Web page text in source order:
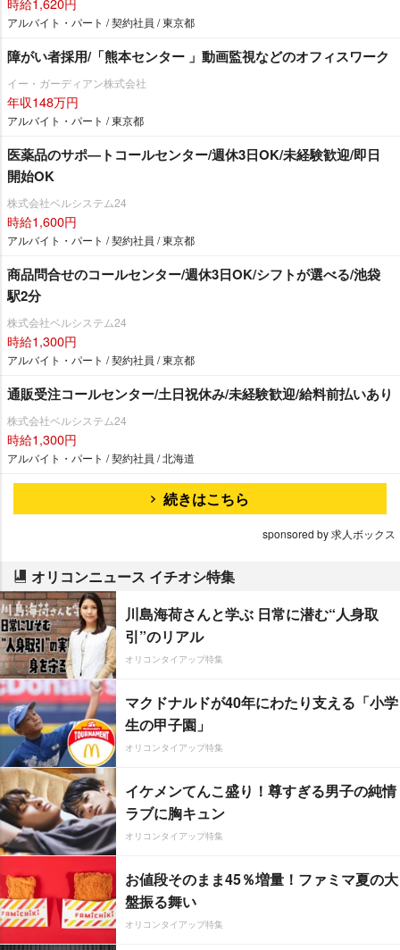
アルバイト・パート / 契約社員 / 東京都
障がい者採用/「熊本センター 」動画監視などのオフィスワーク
イー・ガーディアン株式会社
年収148万円
アルバイト・パート / 東京都
医薬品のサポ―トコールセンター/週休3日OK/未経験歓迎/即日
開始OK
株式会社ベルシステム24
時給1,600円
アルバイト・パート / 契約社員 / 東京都
商品問合せのコールセンター/週休3日OK/シフトが選べる/池袋
駅2分
株式会社ベルシステム24
時給1,300円
アルバイト・パート / 契約社員 / 東京都
通販受注コールセンター/土日祝休み/未経験歓迎/給料前払いあり
株式会社ベルシステム24
時給1,300円
アルバイト・パート / 契約社員 / 北海道
続きはこちら
sponsored by 求人ボックス
オリコンニュース イチオシ特集
川島海荷さんと学ぶ 日常に潜む“人身取
引”のリアル
オリコンタイアップ特集
マクドナルドが40年にわたり支える「小学
生の甲子園」
オリコンタイアップ特集
イケメンてんこ盛り！尊すぎる男子の純情
ラブに胸キュン
オリコンタイアップ特集
お値段そのまま45％増量！ファミマ夏の大
盤振る舞い
オリコンタイアップ特集